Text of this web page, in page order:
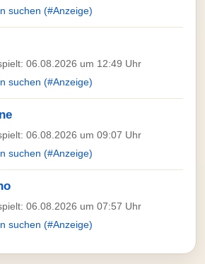
suchen (#Anzeige)
06.08.2026 um 12:49 Uhr
suchen (#Anzeige)
06.08.2026 um 09:07 Uhr
suchen (#Anzeige)
06.08.2026 um 07:57 Uhr
suchen (#Anzeige)